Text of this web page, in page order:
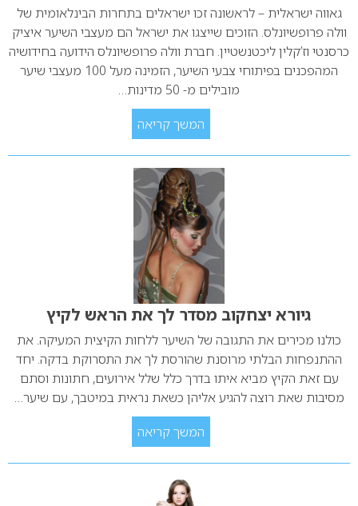
גאווה ישראלית – לראשונה זכו ישראלים בתחרות הבינלאומית של
וולה פרופשיונלס. הזוכים שייצגו את ישראל הם מעצבי השיער איציק
כרסנטי וז’קלין ליכטנשטיין. חברת וולה פרופשיונלס הידועה בחידושיה
המהפכנים בפיתוחי צבעי השיער, הזמינה מעל 100 מעצבי שיער
מובילים מ- 50 מדינות…
המשך קריאה
גיורא יצחקוב מסדר לך את הראש לקיץ
כולנו מכירים את התגובה של השיער ללחות הקיצית המעיקה. את
ההתנפחות הבלתי מרוסנת שהורסת לך את התסרוקת בדקה. יחד
עם זאת הקיץ מביא איתו בדרך כלל שלל אירועים, חתונות וסתם
מסיבות שאת רוצה להגיע אליהן כשאת נראית במיטבך, עם שיער…
המשך קריאה